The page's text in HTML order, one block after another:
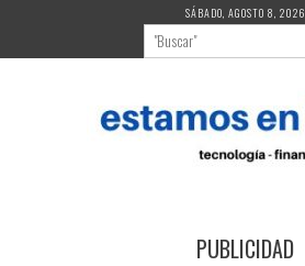
contenido
SÁBADO, AGOSTO 8, 2026
PUBLICIDAD